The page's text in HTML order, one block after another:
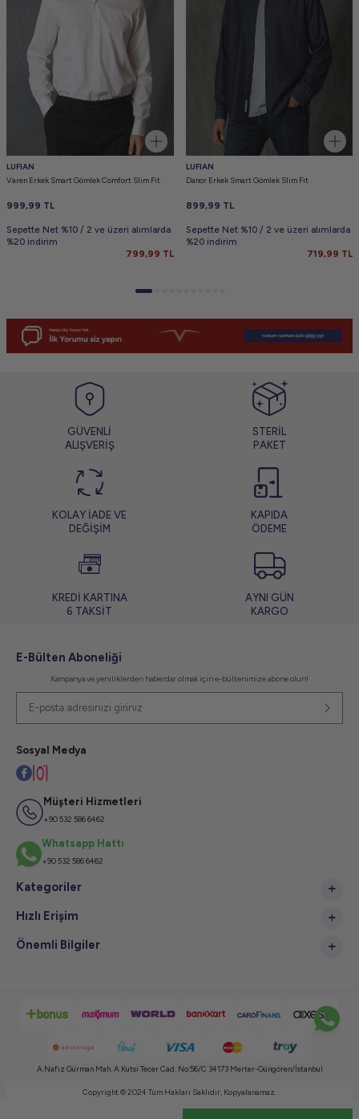
LUFIAN
Varen Erkek Smart Gömlek Comfort Slim Fit
999,99 TL
Sepette Net %10 / 2 ve üzeri alımlarda
%20 indirim
799,99 TL
LUFIAN
Danor Erkek Smart Gömlek Slim Fit
899,99 TL
Sepette Net %10 / 2 ve üzeri alımlarda
%20 indirim
719,99 TL
GÜVENLİ
ALIŞVERİŞ
STERİL
PAKET
KOLAY İADE VE
DEĞİŞİM
KAPIDA
ÖDEME
KREDİ KARTINA
6 TAKSİT
AYNI GÜN
KARGO
E-Bülten Aboneliği
Kampanya ve yeniliklerden haberdar olmak için e-bültenimize abone olun!
Sosyal Medya
Müşteri Hizmetleri
+90 532 586 6462
Whatsapp Hattı
+90 532 586 6462
Kategoriler
Hızlı Erişim
Önemli Bilgiler
A.Nafiz Gürman Mah. A.Kutsi Tecer Cad. No:56/C 34173 Merter-Güngören/İstanbul
Copyright © 2024 Tüm Hakları Saklıdır, Kopyalanamaz.